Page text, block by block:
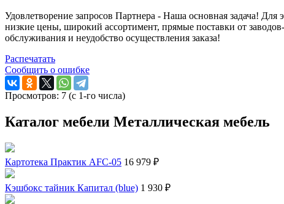
Удовлетворение запросов Партнера - Наша основная задача!
низкие цены, широкий ассортимент, прямые поставки от
обслуживания и неудобство осуществления заказа!
Распечатать
Сообщить о ошибке
Просмотров: 7 (с 1-го числа)
Каталог мебели Металлическая мебель
Картотека Практик AFC-05 16 979 ₽
Кэшбокс тайник Капитал (blue) 1 930 ₽